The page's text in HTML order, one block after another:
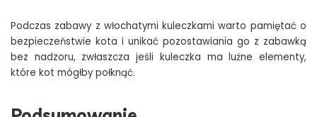
Podczas zabawy z włochatymi kuleczkami warto pamiętać o
bezpieczeństwie kota i unikać pozostawiania go z zabawką
bez nadzoru, zwłaszcza jeśli kuleczka ma luźne elementy,
które kot mógłby połknąć.